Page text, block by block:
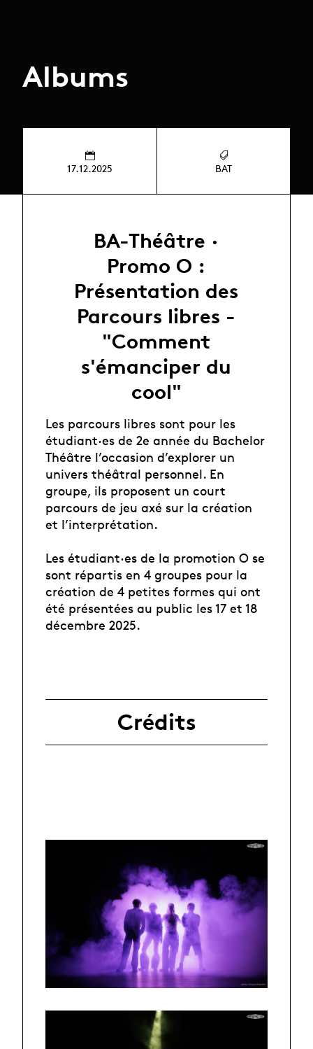
Albums
17.12.2025 BAT
BA-Théâtre ·
Promo O :
Présentation des
Parcours libres -
"Comment
s'émanciper du
cool"
Les parcours libres sont pour les
étudiant·es de 2e année du Bachelor
Théâtre l’occasion d’explorer un
univers théâtral personnel. En
groupe, ils proposent un court
parcours de jeu axé sur la création
et l’interprétation.
Les étudiant·es de la promotion O se
sont répartis en 4 groupes pour la
création de 4 petites formes qui ont
été présentées au public les 17 et 18
décembre 2025.
Crédits